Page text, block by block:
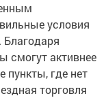
условия
Благодаря
смогут активнее
пункты, где нет
торговля